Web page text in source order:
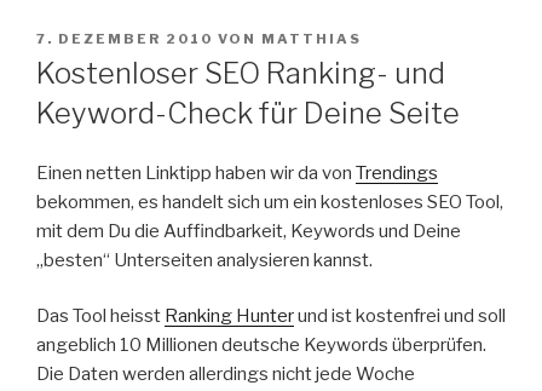
VERÖFFENTLICHT
AM
7. DEZEMBER 2010 VON MATTHIAS
Kostenloser SEO Ranking- und
Keyword-Check für Deine Seite
Einen netten Linktipp haben wir da von Trendings
bekommen, es handelt sich um ein kostenloses SEO Tool,
mit dem Du die Auffindbarkeit, Keywords und Deine
„besten“ Unterseiten analysieren kannst.
Das Tool heisst Ranking Hunterund ist kostenfrei und soll
angeblich 10 Millionen deutsche Keywords überprüfen.
Die Daten werden allerdings nicht jede Woche